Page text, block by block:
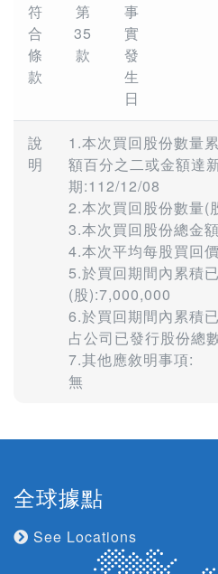
符
合
條
款
第
35
款
事
實
發
生
日
說
明
1.本次買回股份數量
額百分之二或金額達
期:112/12/08
2.本次買回股份數量(
3.本次買回股份總金
4.本次平均每股買回
5.於買回期間內累積
(股):7,000,000
6.於買回期間內累積
占公司已發行股份總
7.其他應敘明事項:
無
全球據點
See Locations